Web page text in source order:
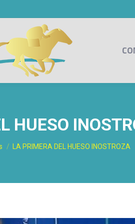
HUESO
LA PRIMERA DEL HUESO INOSTROZA